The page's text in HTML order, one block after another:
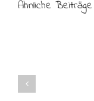
Ähnliche Beiträge